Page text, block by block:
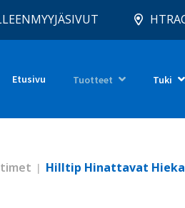
Etusivu Tuotteet Tuki
Hilltip Hinattavat